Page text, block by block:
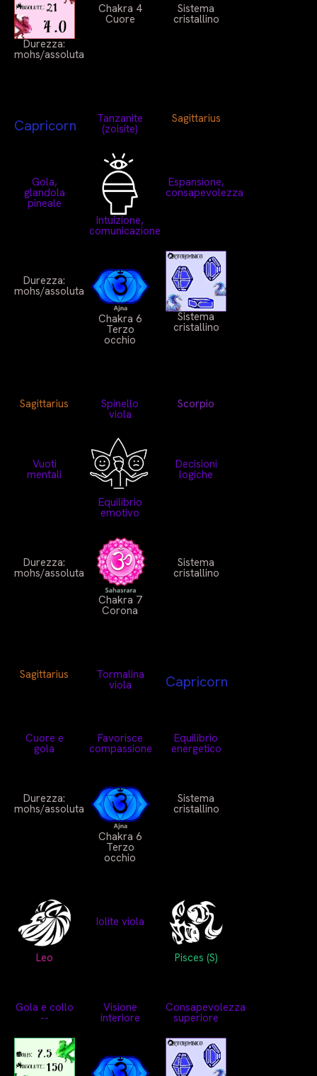
Durezza:
mohs/assoluta
Chakra 4
Cuore
Sistema
cristallino
Capricorn Tanzanite
(zoisite)
Sagittarius
Gola,
glandola
pineale
Intuizione,
comunicazione
Espansione,
consapevolezza
Durezza:
mohs/assoluta
Chakra 6
Terzo
occhio
Sistema
cristallino
Sagittarius Spinello
viola
Scorpio
Vuoti
mentali
Equilibrio
emotivo
Decisioni
logiche
Durezza:
mohs/assoluta
Chakra 7
Corona
Sistema
cristallino
Sagittarius Tormalina
viola Capricorn
Cuore e
gola
Favorisce
compassione
Equilibrio
energetico
Durezza:
mohs/assoluta
Chakra 6
Terzo
occhio
Sistema
cristallino
Leo
Iolite viola
Pisces (S)
Gola e collo
--
Visione
interiore
Consapevolezza
superiore